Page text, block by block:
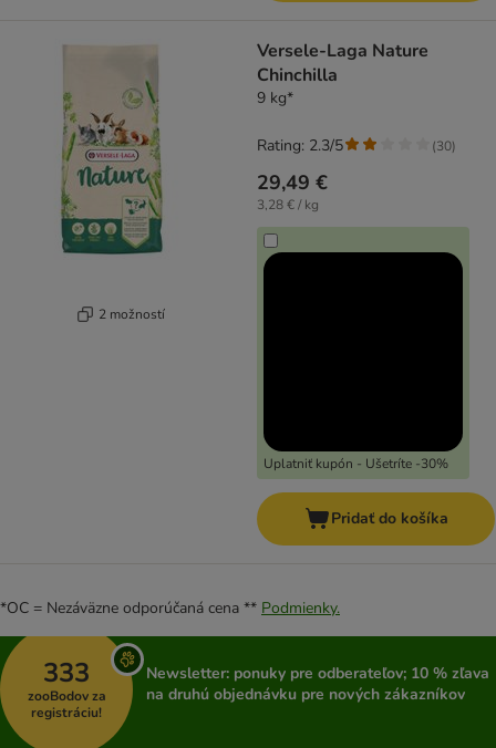
2 možností
Versele-Laga Nature
Chinchilla
9 kg*
29,49 €
3,28 € / kg
Uplatniť kupón - Ušetríte -30%
Rating: 2.3/5 (30)
Pridať do košíka
*OC = Nezáväzne odporúčaná cena ** Podmienky.
333
zooBodov za
registráciu!
Newsletter: ponuky pre odberateľov; 10 % zľava
na druhú objednávku pre nových zákazníkov